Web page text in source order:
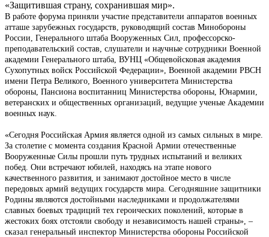
«Защитившая страну, сохранившая мир».
В работе форума приняли участие представители аппаратов военных
атташе зарубежных государств, руководящий состав Минобороны
России, Генерального штаба Вооруженных Сил, профессорско-
преподавательский состав, слушатели и научные сотрудники Военной
академии Генерального штаба, ВУНЦ «Общевойсковая академия
Сухопутных войск Российской Федерации», Военной академии РВСН
имени Петра Великого, Военного университета Министерства
обороны, Пансиона воспитанниц Министерства обороны, Юнармии,
ветеранских и общественных организаций, ведущие ученые Академии
военных наук.
«Сегодня Российская Армия является одной из самых сильных в мире.
За столетие с момента создания Красной Армии отечественные
Вооруженные Силы прошли путь трудных испытаний и великих
побед. Они встречают юбилей, находясь на этапе нового
качественного развития, и занимают достойное место в числе
передовых армий ведущих государств мира. Сегодняшние защитники
Родины являются достойными наследниками и продолжателями
славных боевых традиций тех героических поколений, которые в
жестоких боях отстояли свободу и независимость нашей страны», –
сказал генеральный инспектор Министерства обороны Российской